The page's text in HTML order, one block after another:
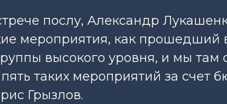
послу, Александр
мероприятия, как прошедший
высокого уровня, и мы там
таких мероприятий за счет
Грызлов.